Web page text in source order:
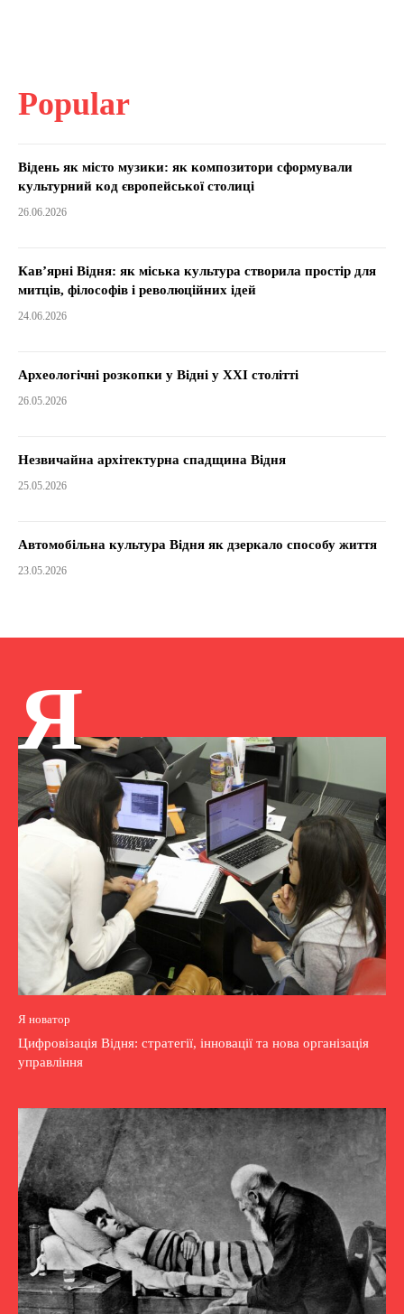
Popular
Відень як місто музики: як композитори сформували
культурний код європейської столиці
26.06.2026
Кав’ярні Відня: як міська культура створила простір для
митців, філософів і революційних ідей
24.06.2026
Археологічні розкопки у Відні у XXI столітті
26.05.2026
Незвичайна архітектурна спадщина Відня
25.05.2026
Автомобільна культура Відня як дзеркало способу життя
23.05.2026
Я
Я новатор
Цифровізація Відня: стратегії, інновації та нова організація
управління